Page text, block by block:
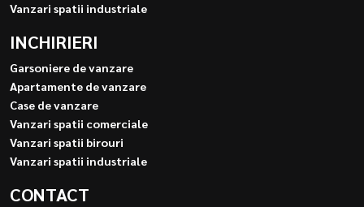
Vanzari spatii industriale
INCHIRIERI
Garsoniere de vanzare
Apartamente de vanzare
Case de vanzare
Vanzari spatii comerciale
Vanzari spatii birouri
Vanzari spatii industriale
CONTACT